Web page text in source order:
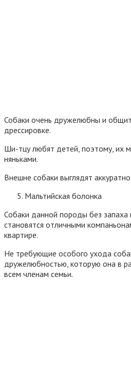
Собаки очень дружелюбны и
дрессировке.
Ши-тцу любят детей, поэтому, их
няньками.
Внешне собаки выглядят
Мальтийская болонка
Собаки данной породы без запаха
становятся отличными
квартире.
Не требующие особого ухода
дружелюбностью, которую она в
всем членам семьи.